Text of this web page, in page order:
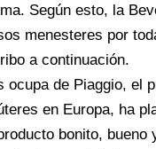
Según esto, la
menesteres por
a continuación.
ocupa de Piaggio, el
en Europa, ha
bonito, bueno